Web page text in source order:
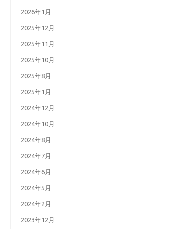
2026年1月
2025年12月
2025年11月
2025年10月
2025年8月
2025年1月
2024年12月
2024年10月
2024年8月
2024年7月
2024年6月
2024年5月
2024年2月
2023年12月